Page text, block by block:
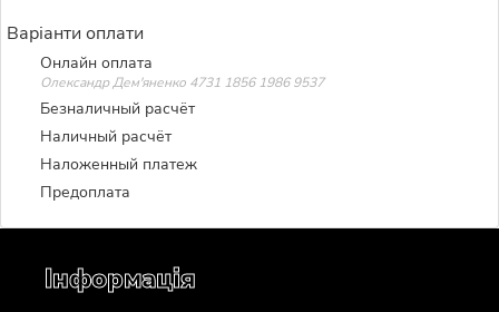
Варіанти оплати
Онлайн оплата
Олександр Дем'яненко 4731 1856 1986 9537
Безналичный расчёт
Наличный расчёт
Наложенный платеж
Предоплата
Інформація